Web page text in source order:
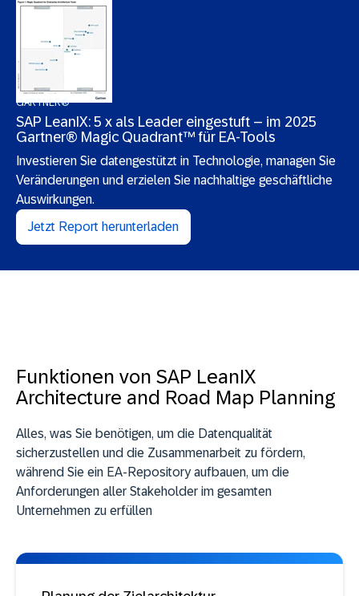
GARTNER®
SAP LeanIX: 5 x als Leader eingestuft – im 2025
Gartner® Magic Quadrant™ für EA-Tools
Investieren Sie datengestützt in Technologie, managen Sie
Veränderungen und erzielen Sie nachhaltige geschäftliche
Auswirkungen.
Jetzt Report herunterladen
Funktionen von SAP LeanIX
Architecture and Road Map Planning
Alles, was Sie benötigen, um die Datenqualität
sicherzustellen und die Zusammenarbeit zu fördern,
während Sie ein EA-Repository aufbauen, um die
Anforderungen aller Stakeholder im gesamten
Unternehmen zu erfüllen